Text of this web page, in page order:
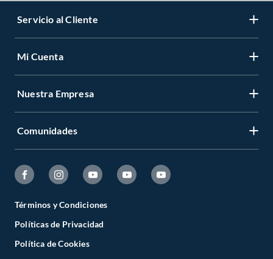
Servicio al Cliente
Mi Cuenta
Nuestra Empresa
Comunidades
Términos y Condiciones
Políticas de Privacidad
Política de Cookies